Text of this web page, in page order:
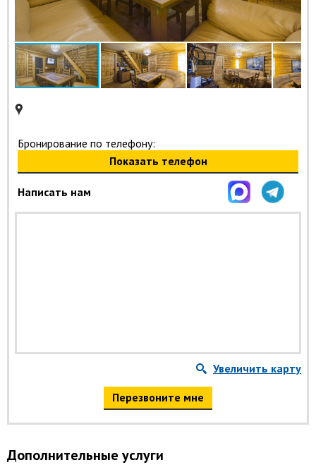
Бронирование по телефону:
Показать телефон
Написать нам
Увеличить карту
Перезвоните мне
Дополнительные услуги